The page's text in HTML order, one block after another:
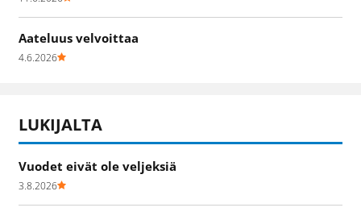
Aateluus velvoittaa
4.6.2026
LUKIJALTA
Vuodet eivät ole veljeksiä
3.8.2026